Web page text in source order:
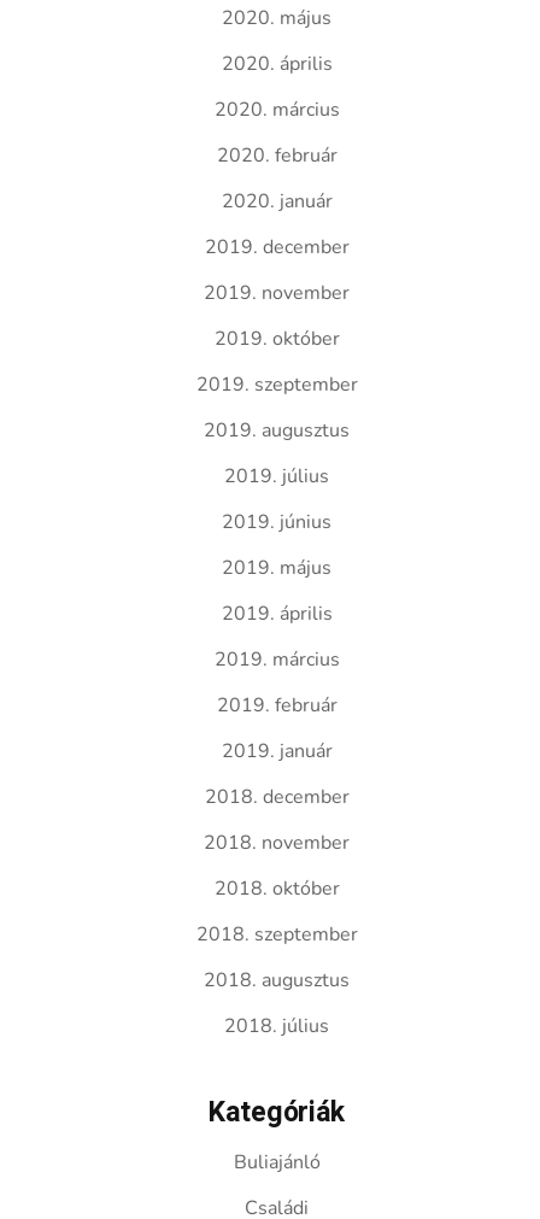
2020. május
2020. április
2020. március
2020. február
2020. január
2019. december
2019. november
2019. október
2019. szeptember
2019. augusztus
2019. július
2019. június
2019. május
2019. április
2019. március
2019. február
2019. január
2018. december
2018. november
2018. október
2018. szeptember
2018. augusztus
2018. július
Kategóriák
Buliajánló
Családi